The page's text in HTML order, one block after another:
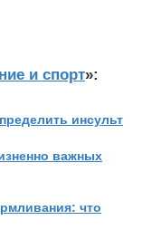
и спорт»:
инсульт
важных
что